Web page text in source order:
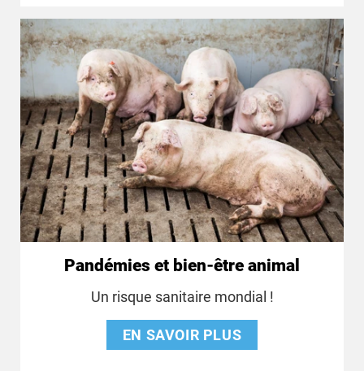
Pandémies et bien-être animal
Un risque sanitaire mondial !
EN SAVOIR PLUS